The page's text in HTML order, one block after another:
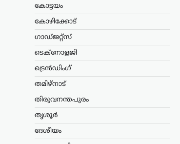
കോട്ടയം
കോഴിക്കോട്
ഗാഡ്ജറ്റ്സ്
ടെക്നോളജി
ട്രെൻഡിംഗ്
തമിഴ്നാട്
തിരുവനന്തപുരം
തൃശൂർ
ദേശീയം